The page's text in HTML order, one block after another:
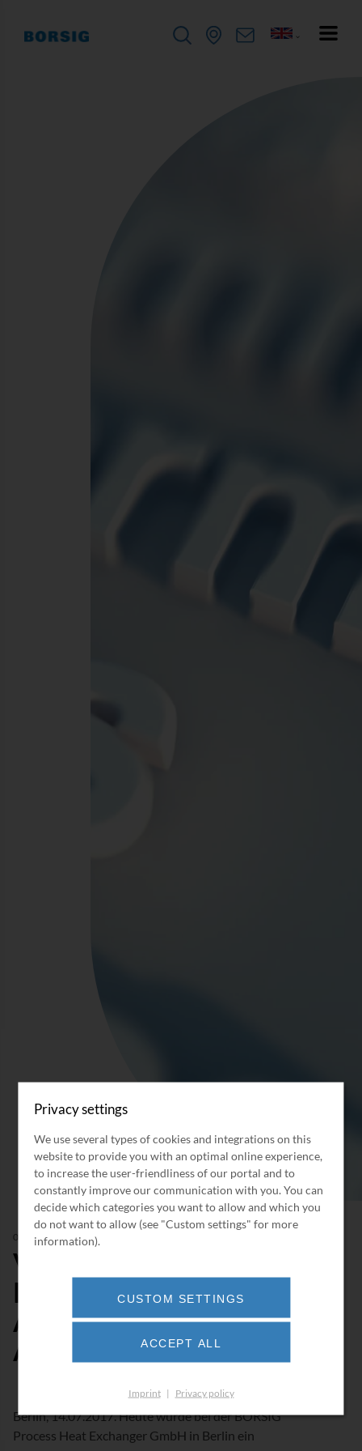
07/2017
Verladung eines
Reformgas-
Abhitzesystems für eine
Ammoniak-Anlage
Berlin, 14.07.2017. Heute wurde bei der BORSIG
Process Heat Exchanger GmbH in Berlin ein
Privacy settings
We use several types of cookies and integrations on this
website to provide you with an optimal online experience,
to increase the user-friendliness of our portal and to
constantly improve our communication with you. You can
decide which categories you want to allow and which you
do not want to allow (see "Custom settings" for more
information).
CUSTOM SETTINGS
ACCEPT ALL
Imprint | Privacy policy